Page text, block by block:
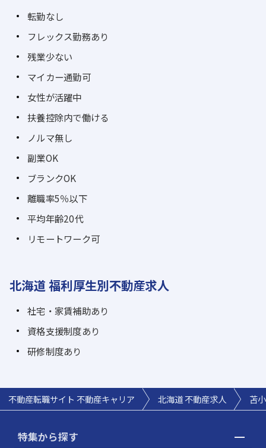
転勤なし
フレックス勤務あり
残業少ない
マイカー通勤可
女性が活躍中
扶養控除内で働ける
ノルマ無し
副業OK
ブランクOK
離職率5％以下
平均年齢20代
リモートワーク可
北海道 福利厚生別不動産求人
社宅・家賃補助あり
資格支援制度あり
研修制度あり
不動産転職サイト 不動産キャリア 北海道 不動産求人 苫
特集から探す